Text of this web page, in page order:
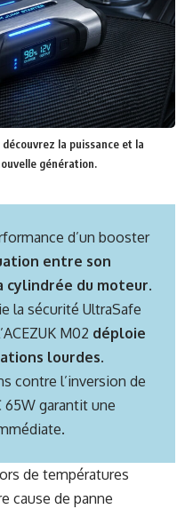
la puissance et la
génération.
d’un booster
entre son
cylindrée du moteur.
la sécurité UltraSafe
M02 déploie
lourdes.
contre l’inversion de
garantit une
de températures
cause de panne